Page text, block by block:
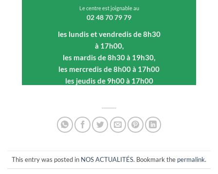
Le centre est joignable au
02 48 70 79 79
les lundis et vendredis de 8h30
à 17h00,
les mardis de 8h30 à 19h30,
les mercredis de 8h00 à 17h00
les jeudis de 9h00 à 17h00
This entry was posted in NOS ACTUALITÉS. Bookmark the permalink.